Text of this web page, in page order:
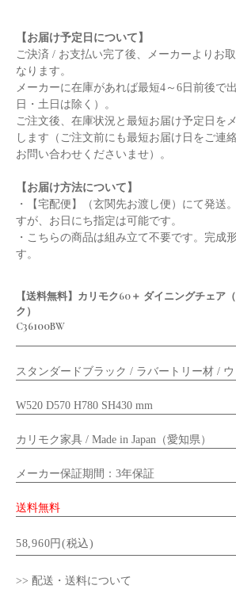
【お届け予定日について】
ご決済 / お支払い完了後、メーカーよりお
なります。
メーカーに在庫があれば最短4～6日前後で
日・土日は除く）。
ご注文後、在庫状況と最短お届け予定日を
します（ご注文前にも最短お届け日をご連
お問い合わせくださいませ）。
【お届け方法について】
・【宅配便】（玄関先お渡し便）にて発送
すが、お日にち指定は可能です。
・こちらの商品は組み立て不要です。完成
す。
【送料無料】カリモク60＋ ダイニングチェア
ク）
C36100BW
スタンダードブラック / ラバートリー材 /
W520 D570 H780 SH430 mm
カリモク家具 / Made in Japan（愛知県）
メーカー保証期間：3年保証
送料無料
58,960円(税込)
>> 配送・送料について